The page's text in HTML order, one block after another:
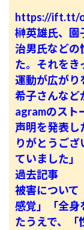
https://ift.tt/
榊英雄氏、園
治男氏などの
た。それをき
運動が広がり
希子さんなど
agramのスト
声明を発表し
りがとうご
ていました」
過去記事
被害について
感覚」「全身
たうえで、「